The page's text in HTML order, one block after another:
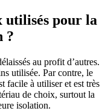
utilisés pour la
?
au profit d’autres.
utilisée. Par contre, le
facile à utiliser et est très
de choix, surtout la
isolation.